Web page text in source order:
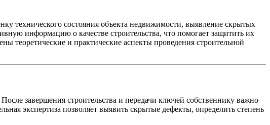
технического состояния объекта недвижимости, выявление скрытых
информацию о качестве строительства, что помогает защитить их
теоретические и практические аспекты проведения строительной
завершения строительства и передачи ключей собственнику важно
экспертиза позволяет выявить скрытые дефекты, определить степень